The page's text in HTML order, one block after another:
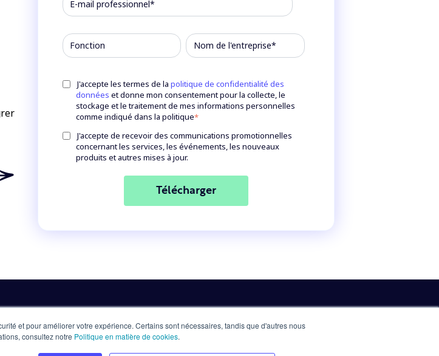
et pour améliorer votre expérience. Certains sont nécessaires, tandis que d'autres nous
consultez notre Politique en matière de cookies.
J'accepte les termes de la politique de confidentialité des
données et donne mon consentement pour la collecte, le
stockage et le traitement de mes informations personnelles
comme indiqué dans la politique*
J'accepte de recevoir des communications promotionnelles
concernant les services, les événements, les nouveaux
produits et autres mises à jour.